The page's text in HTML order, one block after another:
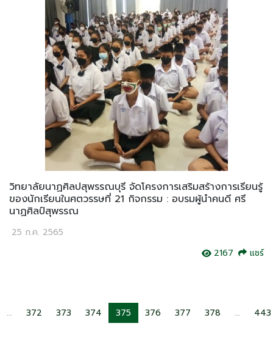
วิทยาลัยนาฏศิลปสุพรรณบุรี จัดโครงการเสริมสร้างการเรียนรู้
ของนักเรียนในศตวรรษที่ 21 กิจกรรม : อบรมผู้นำคนดี ศรี
นาฏศิลป์สุพรรณ
25 ก.ค. 2565
2167
แชร์
... 372 373 374 375 376 377 378 ... 443